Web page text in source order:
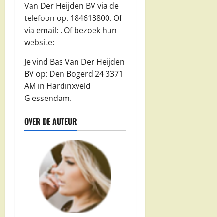
Van Der Heijden BV via de
telefoon op: 184618800. Of
via email: . Of bezoek hun
website:
Je vind Bas Van Der Heijden
BV op: Den Bogerd 24 3371
AM in Hardinxveld
Giessendam.
OVER DE AUTEUR